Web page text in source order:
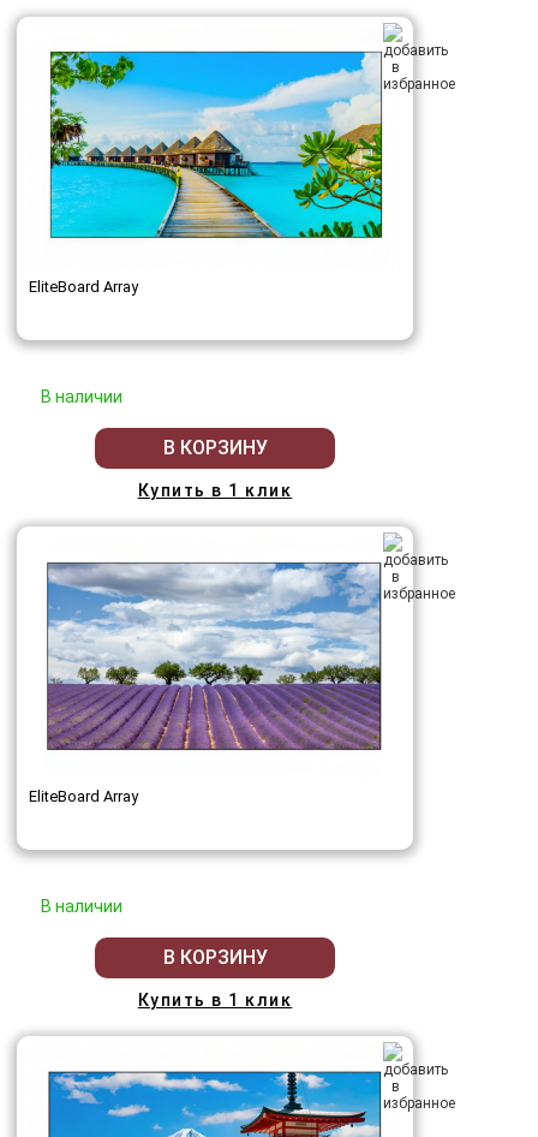
EliteBoard Array
В наличии
В КОРЗИНУ
Купить в 1 клик
EliteBoard Array
В наличии
В КОРЗИНУ
Купить в 1 клик